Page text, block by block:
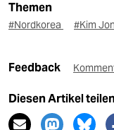
Themen
#Nordkorea #Kim
Feedback
Diesen Artikel